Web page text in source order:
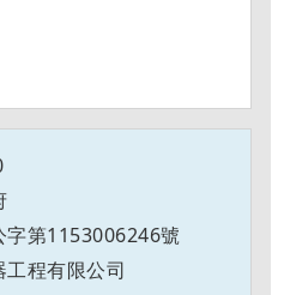
字第1153006246號
工程有限公司